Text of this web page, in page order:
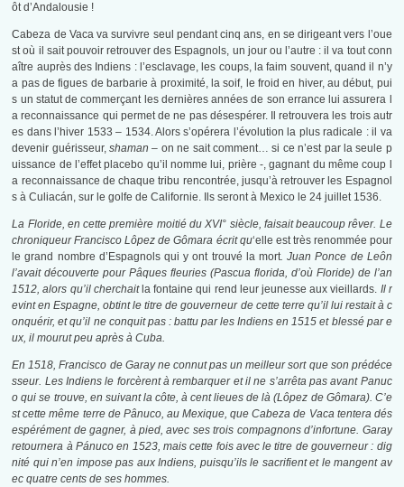
ôt d’Andalousie !
Cabeza de Vaca va survivre seul pendant cinq ans, en se dirigeant vers l’oue
st où il sait pouvoir retrouver des Espagnols, un jour ou l’autre : il va tout conn
aître auprès des Indiens : l’esclavage, les coups, la faim souvent, quand il n’y
a pas de figues de barbarie à proximité, la soif, le froid en hiver, au début, pui
s un statut de commerçant les dernières années de son errance lui assurera l
a reconnaissance qui permet de ne pas désespérer. Il retrouvera les trois autr
es dans l’hiver 1533 – 1534. Alors s’opérera l’évolution la plus radicale : il va
devenir guérisseur,shaman – on ne sait comment… si ce n’est par la seule p
uissance de l’effet placebo qu’il nomme lui, prière -, gagnant du même coup l
a reconnaissance de chaque tribu rencontrée, jusqu’à retrouver les Espagnol
s à Culiacán, sur le golfe de Californie. Ils seront à Mexico le 24 juillet 1536.
La Floride, en cette première moitié duXVI° siècle, faisait beaucoup rêver. Le
chroniqueur Francisco Lôpez de Gômara écrit qu‘elle est très renommée pour
le grand nombre d’Espagnols qui y ont trouvé la mort. Juan Ponce de Leôn
l’avait découverte pour Pâques fleuries (Pascua florida, d’où Floride) de l’an
1512, alors qu’il cherchait la fontaine qui rend leur jeunesse aux vieillards. Il r
evint en Espagne, obtint le titre de gouverneur de cette terre qu’il lui restait à c
onquérir, et qu’il ne conquit pas : battu par les Indiens en 1515 et blessé par e
ux, il mourut peu après à Cuba.
En 1518, Francisco de Garay ne connut pas un meilleur sort que son prédéce
sseur. Les Indiens le forcèrent à rembarquer et il ne s’arrêta pas avant Panuc
o qui se trouve, en suivant la côte, à cent lieues de là (Lôpez de Gômara). C’e
st cette même terre de Pânuco, au Mexique, que Cabeza de Vaca tentera dés
espérément de gagner, à pied, avec ses trois compagnons d’infortune. Garay
retournera à Pánuco en 1523, mais cette fois avec le titre de gouverneur : dig
nité qui n’en impose pas aux Indiens, puisqu’ils le sacrifient et le mangent av
ec quatre cents de ses hommes.